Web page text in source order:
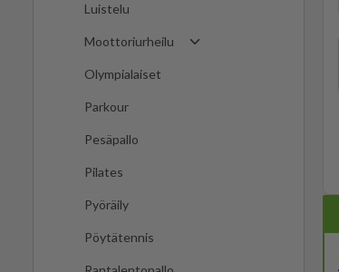
Luistelu
Moottoriurheilu
Olympialaiset
Parkour
Pesäpallo
Pilates
Pyöräily
Pöytätennis